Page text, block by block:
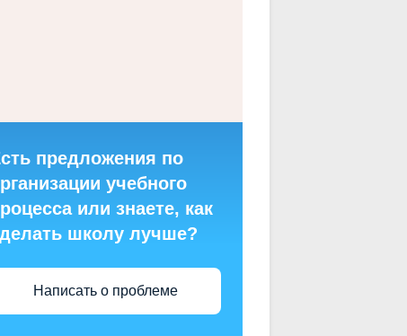
предложения по
учебного
или знаете, как
школу лучше?
Написать о проблеме